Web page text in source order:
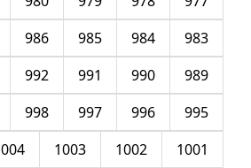
983
984
985
986
989
990
991
992
995
996
997
998
1001
1002
1003